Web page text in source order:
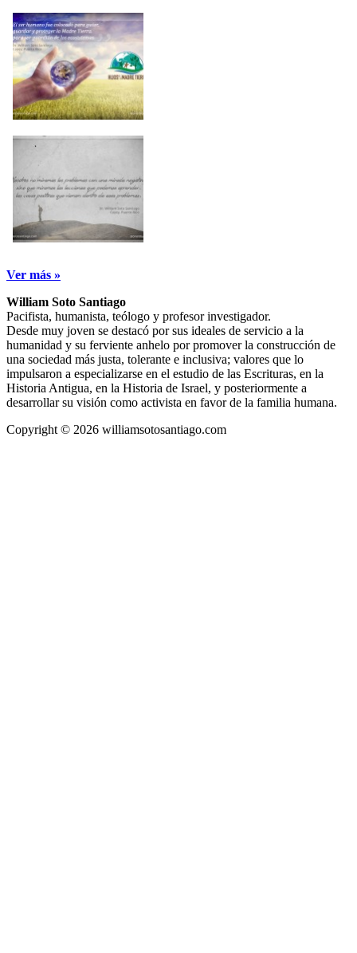
Ver más »
William Soto Santiago
Pacifista, humanista, teólogo y profesor investigador.
Desde muy joven se destacó por sus ideales de servicio a la
humanidad y su ferviente anhelo por promover la construcción de
una sociedad más justa, tolerante e inclusiva; valores que lo
impulsaron a especializarse en el estudio de las Escrituras, en la
Historia Antigua, en la Historia de Israel, y posteriormente a
desarrollar su visión como activista en favor de la familia humana.
Copyright © 2026 williamsotosantiago.com